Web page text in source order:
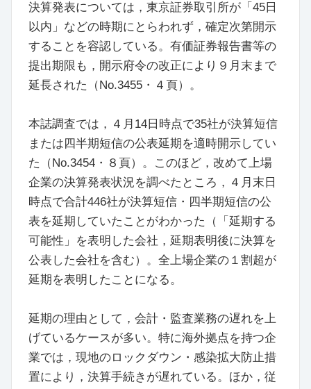
決算発表については，東京証券取引所が「45日
以内」などの時期にとらわれず，確定次第開示
することを容認している。有価証券報告書等の
提出期限も，開示府令の改正により９月末まで
延長された（No.3455・４頁）。
本誌調査では，４月14日時点で35社が決算短信
または四半期短信の公表延期を適時開示してい
た（No.3454・８頁）。このほど，改めて上場
企業の決算発表状況を調べたところ，４月末日
時点で合計446社が決算短信・四半期短信の公
表を延期していたことがわかった（「延期する
可能性」を表明した会社，延期表明後に決算を
公表した会社を含む）。全上場企業の１割超が
延期を表明したことになる。
延期の理由として，会計・監査業務の遅れを上
げているケースが多い。特に海外拠点を持つ企
業では，現地のロックダウン・感染拡大防止措
置により，決算手続きが遅れている。ほか，従